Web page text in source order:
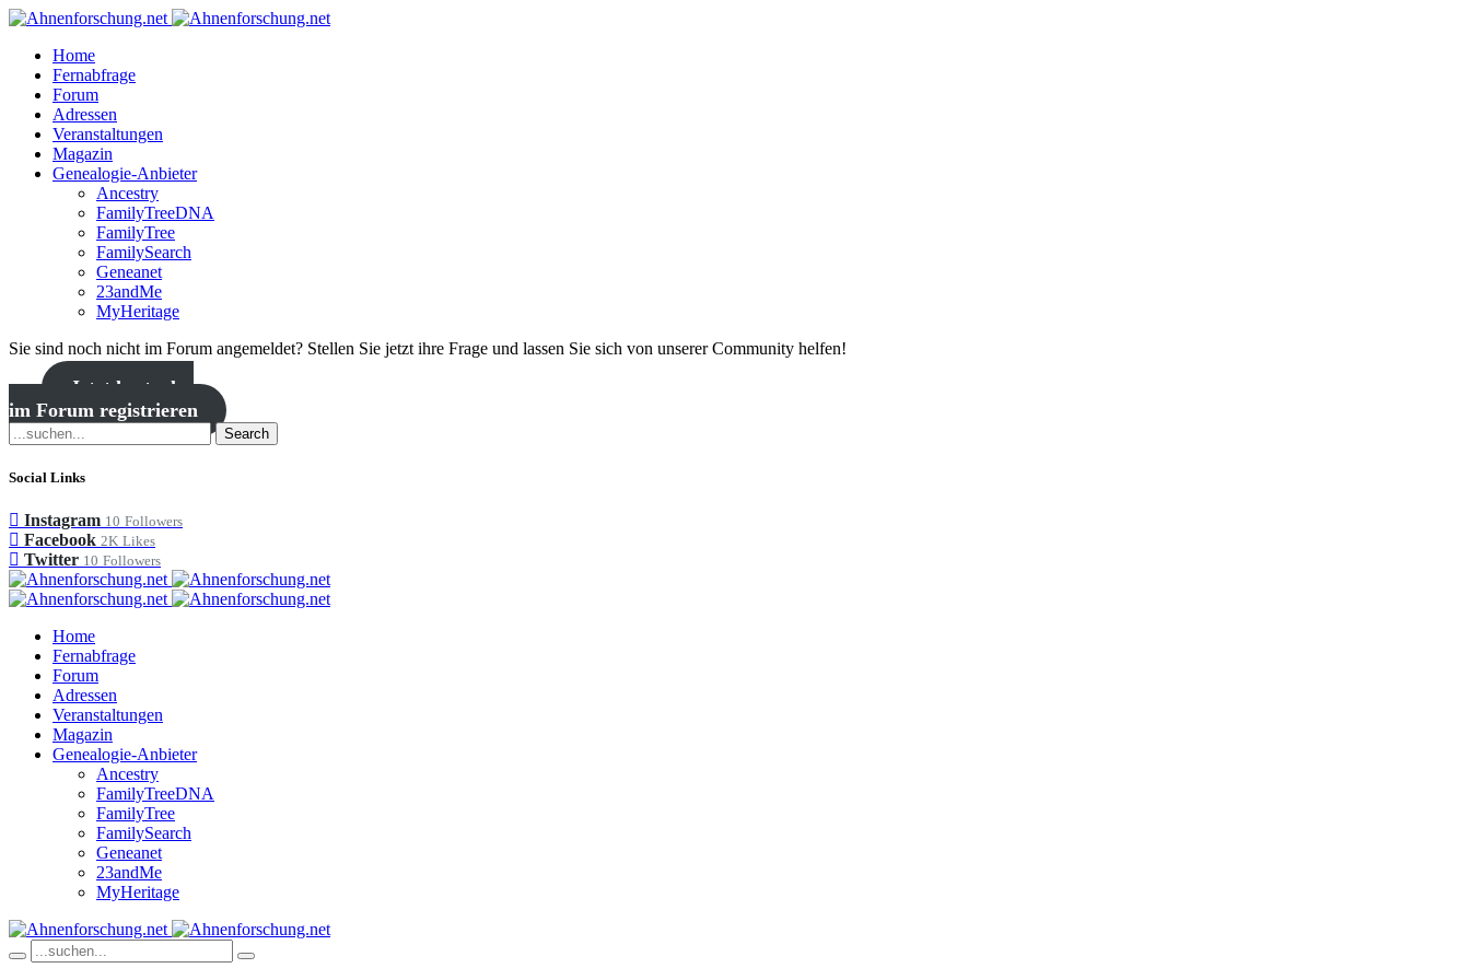
Home
Fernabfrage
Forum
Adressen
Veranstaltungen
Magazin
Genealogie-Anbieter
Ancestry
FamilyTreeDNA
FamilyTree
FamilySearch
Geneanet
23andMe
MyHeritage
Sie sind noch nicht im Forum angemeldet? Stellen Sie jetzt ihre Frage und lassen Sie sich von unserer Community helfen!
Jetzt kostenlos
im Forum registrieren
Search
Social Links
Instagram 10 Followers
Facebook 2K Likes
Twitter 10 Followers
Home
Fernabfrage
Forum
Adressen
Veranstaltungen
Magazin
Genealogie-Anbieter
Ancestry
FamilyTreeDNA
FamilyTree
FamilySearch
Geneanet
23andMe
MyHeritage